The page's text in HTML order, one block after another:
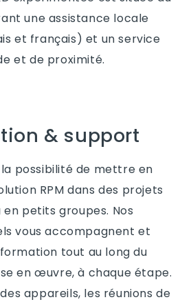
une assistance locale
et français) et un service
et de proximité.
& support
possibilité de mettre en
RPM dans des projets
en petits groupes. Nos
vous accompagnent et
tout au long du
en œuvre, à chaque étape.
appareils, les réunions de